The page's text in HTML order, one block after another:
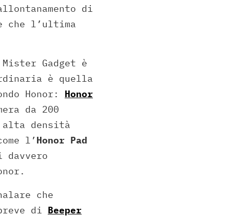
di
che l’ultima
Gadget è
è quella
Honor: Honor
da 200
alta densità
l’ Honor Pad
che
di Beeper